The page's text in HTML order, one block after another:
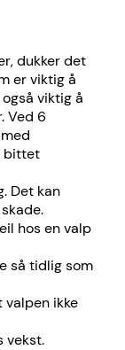
dukker det
er viktig å
viktig å
Ved 6
bittet
Det kan
hos en valp
så tidlig som
ikke
vekst.